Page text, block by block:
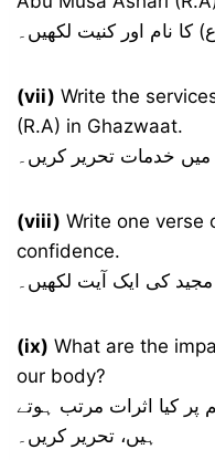
نام اور کنیت لکھیں۔
(vii) Write the
(R.A) in Ghazwaat.
خدمات تحریر کریں۔
(viii) Write one verse
confidence.
کی ایک آیت لکھیں۔
(ix) What are the
our body?
کیا اثرات مرتب ہوتے
ہیں، تحریر کریں۔